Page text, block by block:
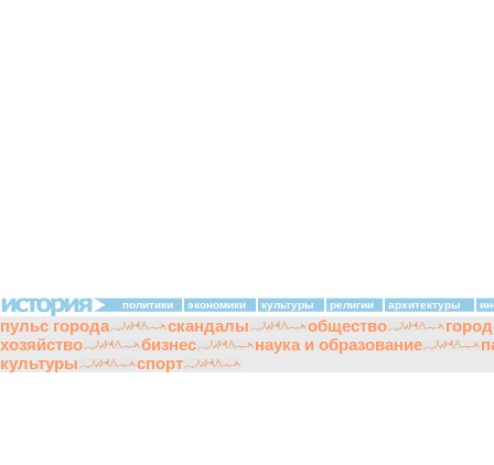
политики экономики культуры религии архитектуры
пульс города скандалы общество
хозяйство
бизнес наука и образование
культуры
спорт